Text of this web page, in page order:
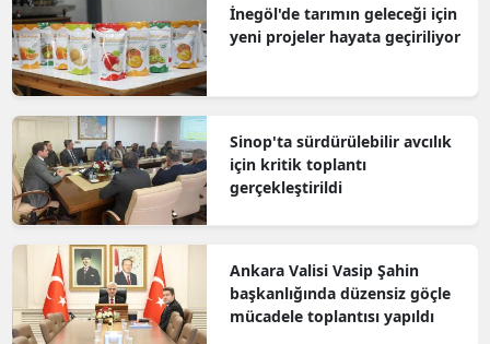
İnegöl'de tarımın geleceği için
yeni projeler hayata geçiriliyor
Sinop'ta sürdürülebilir avcılık
için kritik toplantı
gerçekleştirildi
Ankara Valisi Vasip Şahin
başkanlığında düzensiz göçle
mücadele toplantısı yapıldı